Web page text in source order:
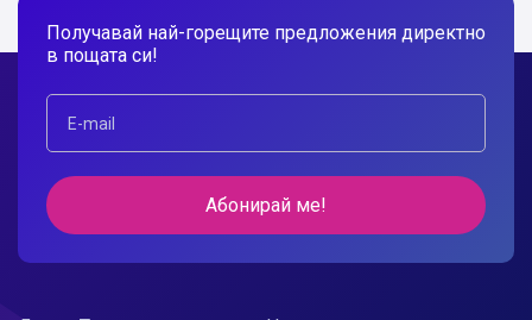
Получавай най-горещите предложения директно
в пощата си!
Абонирай ме!